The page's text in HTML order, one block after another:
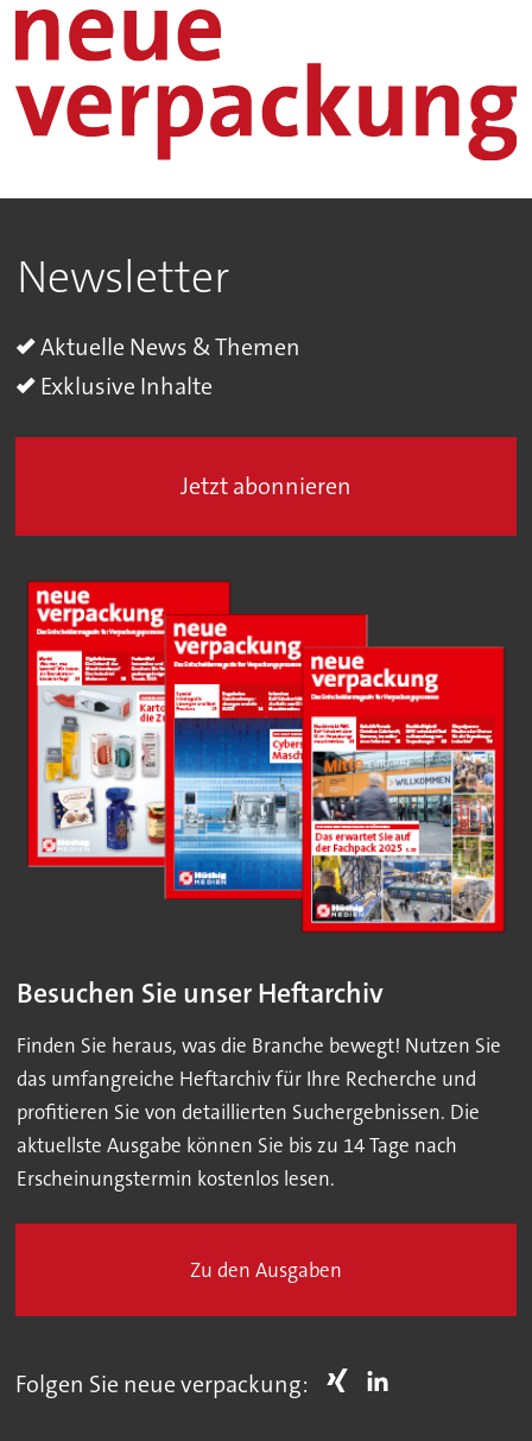
Newsletter
Aktuelle News & Themen
Exklusive Inhalte
Jetzt abonnieren
Besuchen Sie unser Heftarchiv
Finden Sie heraus, was die Branche bewegt! Nutzen Sie
das umfangreiche Heftarchiv für Ihre Recherche und
profitieren Sie von detaillierten Suchergebnissen. Die
aktuellste Ausgabe können Sie bis zu 14 Tage nach
Erscheinungstermin kostenlos lesen.
Zu den Ausgaben
Folgen Sie neue verpackung: